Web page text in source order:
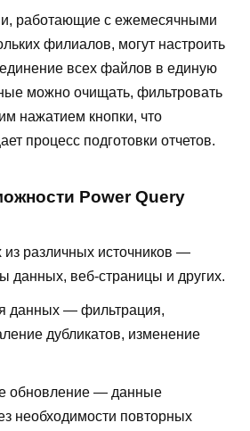
работающие с ежемесячными
филиалов, могут настроить
всех файлов в единую
можно очищать, фильтровать
нажатием кнопки, что
процесс подготовки отчетов.
Power Query
различных источников —
данных, веб-страницы и других.
данных — фильтрация,
дубликатов, изменение
обновление — данные
необходимости повторных